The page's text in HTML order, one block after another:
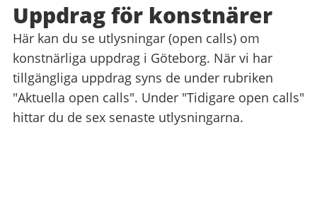
här:
Uppdrag för konstnärer
Här kan du se utlysningar (open calls) om
konstnärliga uppdrag i Göteborg. När vi har
tillgängliga uppdrag syns de under rubriken
"Aktuella open calls". Under "Tidigare open calls"
hittar du de sex senaste utlysningarna.